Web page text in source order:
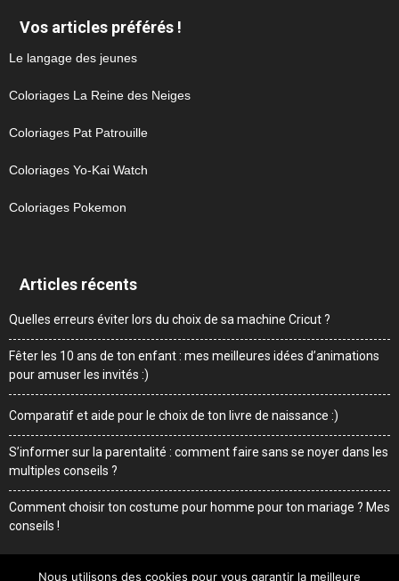
Vos articles préférés !
Le langage des jeunes
Coloriages La Reine des Neiges
Coloriages Pat Patrouille
Coloriages Yo-Kai Watch
Coloriages Pokemon
Articles récents
Quelles erreurs éviter lors du choix de sa machine Cricut ?
Fêter les 10 ans de ton enfant : mes meilleures idées d’animations
pour amuser les invités :)
Comparatif et aide pour le choix de ton livre de naissance :)
S’informer sur la parentalité : comment faire sans se noyer dans les
multiples conseils ?
Comment choisir ton costume pour homme pour ton mariage ? Mes
conseils !
Nous utilisons des cookies pour vous garantir la meilleure